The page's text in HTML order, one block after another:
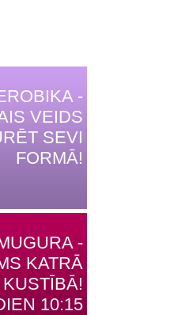
-
VEIDS
SEVI
FORMĀ!
-
KATRĀ
KUSTĪBĀ!
10:15